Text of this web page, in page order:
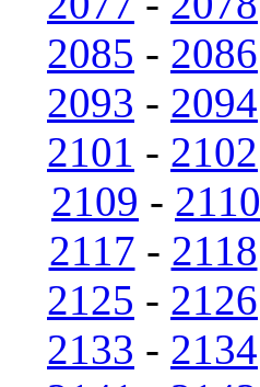
2085 - 2086
2093 - 2094
2101 - 2102
2109 - 2110
2117 - 2118
2125 - 2126
2133 - 2134